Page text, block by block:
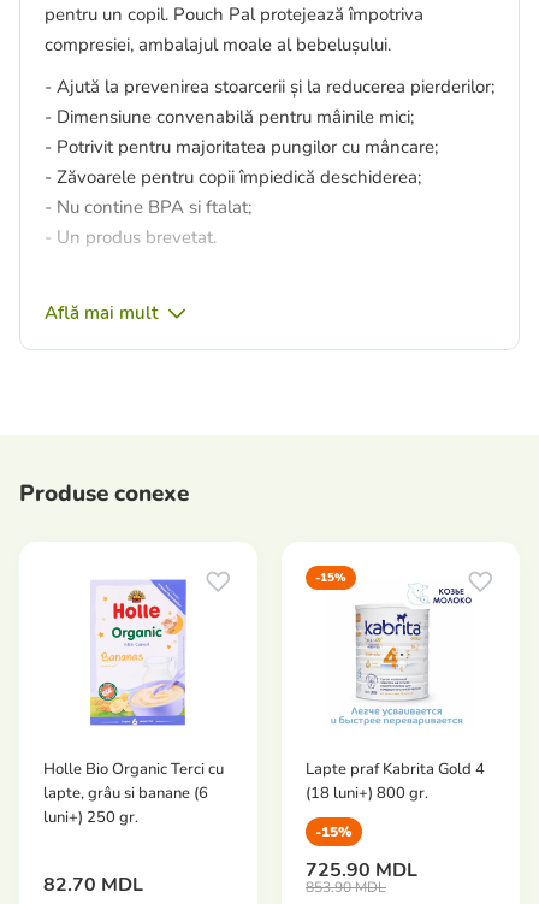
pentru un copil. Pouch Pal protejează împotriva
compresiei, ambalajul moale al bebelușului.
- Ajută la prevenirea stoarcerii și la reducerea pierderilor;
- Dimensiune convenabilă pentru mâinile mici;
- Potrivit pentru majoritatea pungilor cu mâncare;
- Zăvoarele pentru copii împiedică deschiderea;
- Nu contine BPA si ftalat;
- Un produs brevetat.
Află mai mult
Produse conexe
Holle Bio Organic Terci cu
lapte, grâu si banane (6
luni+) 250 gr.
82.70 MDL
-15%
Lapte praf Kabrita Gold 4
(18 luni+) 800 gr.
-15%
725.90 MDL
853.90 MDL